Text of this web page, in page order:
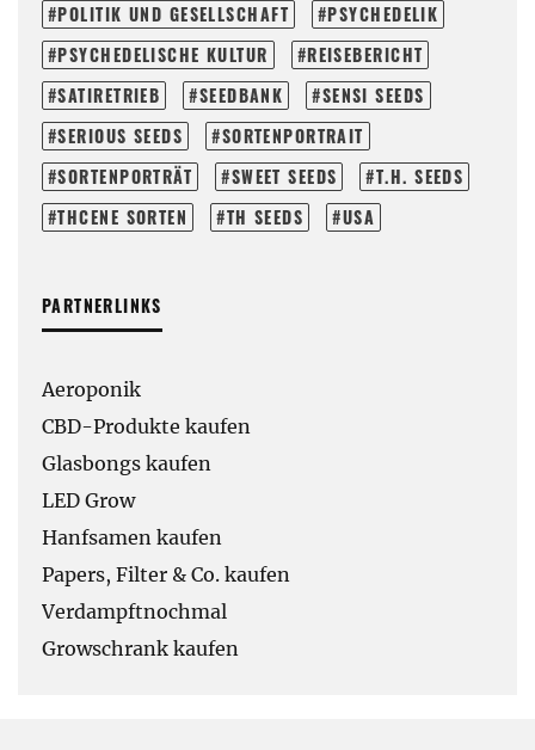
POLITIK UND GESELLSCHAFT
PSYCHEDELIK
PSYCHEDELISCHE KULTUR
REISEBERICHT
SATIRETRIEB
SEEDBANK
SENSI SEEDS
SERIOUS SEEDS
SORTENPORTRAIT
SORTENPORTRÄT
SWEET SEEDS
T.H. SEEDS
THCENE SORTEN
TH SEEDS USA
PARTNERLINKS
Aeroponik
CBD-Produkte kaufen
Glasbongs kaufen
LED Grow
Hanfsamen kaufen
Papers, Filter & Co. kaufen
Verdampftnochmal
Growschrank kaufen